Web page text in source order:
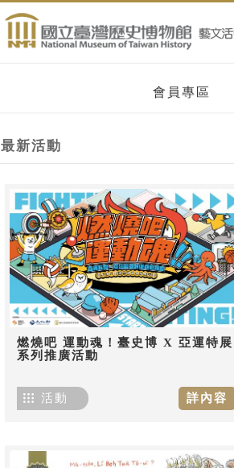
會員專區
最新活動
燃燒吧 運動魂！臺史博 X 亞運特展
系列推廣活動
詳內容
活動